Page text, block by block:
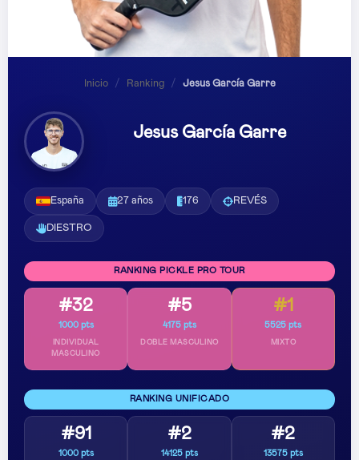
Inicio / Ranking / Jesus García Garre
Jesus García Garre
España 27 años 176 REVÉS
DIESTRO
RANKING PICKLE PRO TOUR
#32
1000 pts
INDIVIDUAL
MASCULINO
#5
4175 pts
DOBLE MASCULINO
#1
5525 pts
MIXTO
RANKING UNIFICADO
#91
1000 pts
#2
14125 pts
#2
13575 pts